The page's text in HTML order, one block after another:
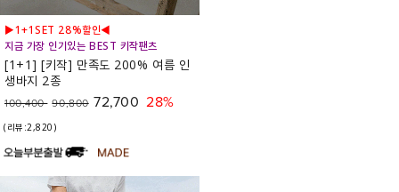
▶1+1SET 28%할인◀
지금 가장 인기있는 BEST 키작팬츠
[1+1] [키작] 만족도 200% 여름 인
생바지 2종
100,400 90,800 72,700 28%
(리뷰:2,820)